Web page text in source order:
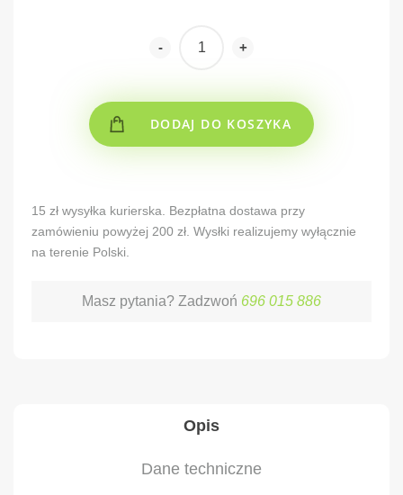
- +
DODAJ DO KOSZYKA
15 zł wysyłka kurierska. Bezpłatna dostawa przy
zamówieniu powyżej 200 zł. Wysłki realizujemy wyłącznie
na terenie Polski.
Masz pytania? Zadzwoń 696 015 886
Opis
Dane techniczne